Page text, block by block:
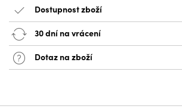
Dostupnost zboží
30 dní na vrácení
Dotaz na zboží